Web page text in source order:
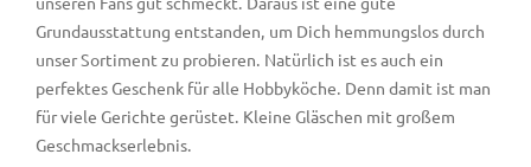
Grundausstattung entstanden, um Dich hemmungslos durch
unser Sortiment zu probieren. Natürlich ist es auch ein
perfektes Geschenk für alle Hobbyköche. Denn damit ist man
für viele Gerichte gerüstet. Kleine Gläschen mit großem
Geschmackserlebnis.